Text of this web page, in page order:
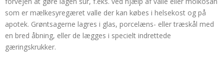
som er mælkesyregæret valle der kan købes i helsekost og på
apotek. Grøntsagerne lagres i glas, porcelæns- eller træskål med
en bred åbning, eller de lægges i specielt indrettede
gæringskrukker.